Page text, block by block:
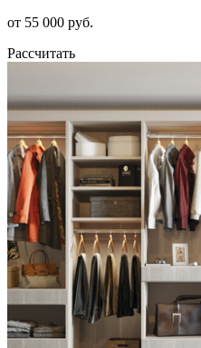
от 55 000 руб.
Рассчитать